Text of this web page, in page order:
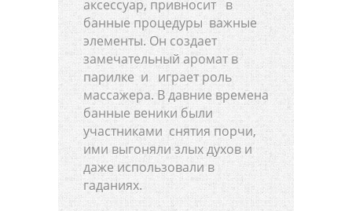
аксессуар, привносит в
банные процедуры важные
элементы. Он создает
замечательный аромат в
парилке и играет роль
массажера. В давние времена
банные веники были
участниками снятия порчи,
ими выгоняли злых духов и
даже использовали в
гаданиях.